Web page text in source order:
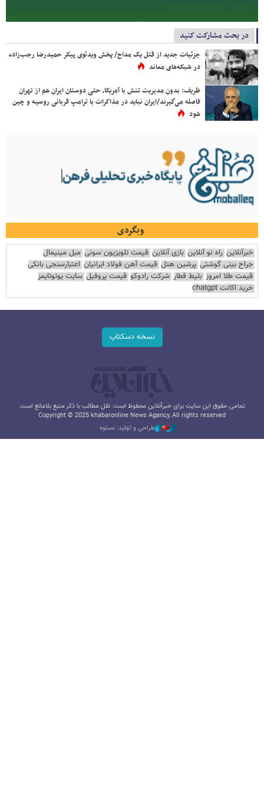
در بحث مشارکت کنید
جزئیات جدید از قتل یک مداح/ پخش ویدئوی پیکر حمیدرضا رجب‌زاده
در شبکه‌های معاند
ظریف: بدون مدیریت تنش با آمریکا، حتی دوستان ایران هم از تهران
فاصله می‌گیرند/ایران نباید در مذاکرات با ترامپ قربانی روسیه و چین
شود
وبگردی
خبرآنلاین راه نو آنلاین بازی آنلاین قیمت تلویزیون سونی مبل مینیمال
جراح بینی گوشتی پرشین هتل قیمت آهن فولاد ایرانیان اعتبارسنجی بانکی
قیمت طلا امروز بلیط قطار شرکت رادوکو قیمت پروفیل سایت یوتوتایمز
خرید اکانت chatgpt
نسخه دسکتاپ
تمامی حقوق این سایت برای خبرآنلاین محفوظ است. نقل مطالب با ذکر منبع بلامانع است.
Copyright © 2025 khabaronline News Agancy, All rights reserved
طراحی و تولید: نستوه